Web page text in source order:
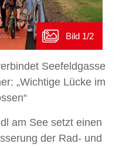
Seefeldgasse
„Wichtige Lücke im
am See setzt einen
der Rad- und